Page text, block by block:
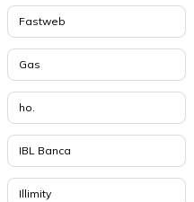
Fastweb
Gas
ho.
IBL Banca
Illimity